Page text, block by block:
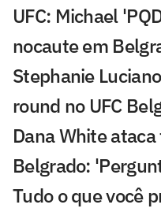
UFC: Michael
nocaute em
Stephanie
round no UFC
Dana White
Belgrado:
Tudo o que você